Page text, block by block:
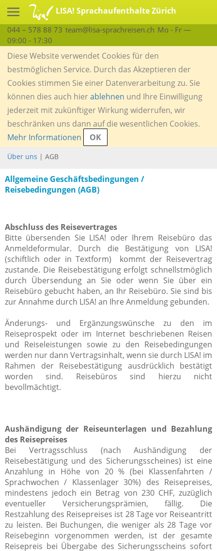
LISA! Sprachaufenthalte Zürich
044 – 578 88 73 team@lisa-sprachreisen.ch Mo - Fr —
09:00 - 17:30
Diese Website verwendet Cookies für den
bestmöglichen Service. Durch das Akzeptieren der
Cookies stimmen Sie einer Datenverarbeitung zu. Sie
können dies auch hierablehnen und Ihre Einwilligung
jederzeit mit zukünftiger Wirkung widerrufen, wir
beschränken uns dann auf die wesentlichen Cookies.
Mehr Informationen
OK
Über uns | AGB
Allgemeine Geschäftsbedingungen /
Reisebedingungen (AGB)
Abschluss des Reisevertrages
Bitte übersenden Sie LISA! oder Ihrem Reisebüro das
Anmeldeformular. Durch die Bestätigung von LISA!
(schiftlich oder in Textform) kommt der Reisevertrag
zustande. Die Reisebestätigung erfolgt schnellstmöglich
durch Übersendung an Sie oder wenn Sie über ein
Reisebüro gebucht haben, an Ihr Reisebüro. Sie sind bis
zur Annahme durch LISA! an Ihre Anmeldung gebunden.
Änderungs- und Ergänzungswünsche zu den im
Reiseprospekt oder im Internet beschriebenen Reisen
und Reiseleistungen sowie zu den Reisebedingungen
werden nur dann Vertragsinhalt, wenn sie durch LISA! im
Rahmen der Reisebestätigung ausdrücklich bestätigt
worden sind. Reisebüros sind hierzu nicht
bevollmächtigt.
Aushändigung der Reiseunterlagen und Bezahlung
des Reisepreises
Bei Vertragsschluss (nach Aushändigung der
Reisebestätigung und des Sicherungsscheines) ist eine
Anzahlung in Höhe von 20 % (bei Klassenfahrten /
Sprachwochen / Klassenlager 30%) des Reisepreises,
mindestens jedoch ein Betrag von 230 CHF, zuzüglich
eventueller Versicherungsprämien, fällig. Die
Restzahlung des Reisepreises ist 28 Tage vor Reiseantritt
zu leisten. Bei Buchungen, die weniger als 28 Tage vor
Reisebeginn vorgenommen werden, ist der gesamte
Reisepreis bei Übergabe des Sicherungsscheins sofort